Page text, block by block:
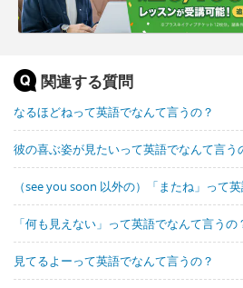
関連する質問
なるほどねって英語でなんて言うの？
彼の喜ぶ姿が見たいって英語でなんて言う
（see you soon 以外の）「またね」って
「何も見えない」って英語でなんて言うの
見てるよーって英語でなんて言うの？